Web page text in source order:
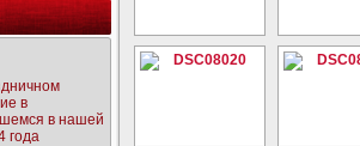
в
в нашей
года